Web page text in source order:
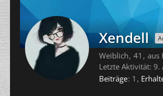
Xendell
Weiblich 41 aus
Letzte Aktivität: 9.
Beiträge 1